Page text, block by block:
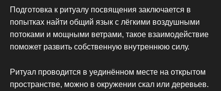
Подготовка к ритуалу посвящения заключается в
попытках найти общий язык с лёгкими воздушными
потоками и мощными ветрами, такое взаимодействие
поможет развить собственную внутреннюю силу.
Ритуал проводится в уединённом месте на открытом
пространстве, можно в окружении скал или деревьев.